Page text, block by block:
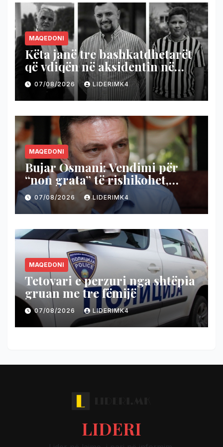
MAQEDONI
Këta janë tre bashkatdhetarët
që vdiqën në aksidentin në
Gjermani
07/08/2026 LIDERIMK4
MAQEDONI
Bujar Osmani: Vendimi për
“non grata” të rishikohet,
Shqipëria të mbetet derë e
hapur për shqiptarët
07/08/2026 LIDERIMK4
MAQEDONI
Tetovari e perzuri nga shtëpia
gruan me tre fëmijë
07/08/2026 LIDERIMK4
LIDERI